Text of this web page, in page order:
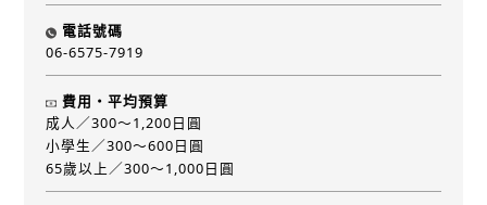
電話號碼
06-6575-7919
費用・平均預算
成人／300～1,200日圓
小學生／300～600日圓
65歲以上／300～1,000日圓